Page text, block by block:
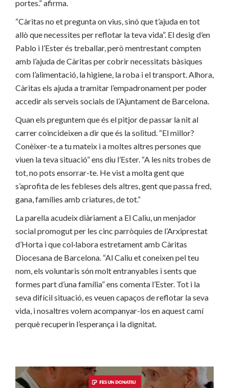
portes.” afirma.
“Càritas no et pregunta on vius, sinó que t’ajuda en tot
allò que necessites per reflotar la teva vida”. El desig d’en
Pablo i l’Ester és treballar, però mentrestant compten
amb l’ajuda de Càritas per cobrir necessitats bàsiques
com l’alimentació, la higiene, la roba i el transport. Alhora,
Càritas els ajuda a tramitar l’empadronament per poder
accedir als serveis socials de l’Ajuntament de Barcelona.
Quan els preguntem que és el pitjor de passar la nit al
carrer coincideixen a dir que és la solitud. “El millor?
Conèixer-te a tu mateix i a moltes altres persones que
viuen la teva situació” ens diu l’Ester. “A les nits trobes de
tot, no pots ensorrar-te. He vist a molta gent que
s’aprofita de les febleses dels altres, gent que passa fred,
gana, famílies amb criatures, de tot.”
La parella acudeix diàriament a El Caliu, un menjador
social promogut per les cinc parròquies de l’Arxiprestat
d’Horta i que col·labora estretament amb Càritas
Diocesana de Barcelona. “Al Caliu et coneixen pel teu
nom, els voluntaris són molt entranyables i sents que
formes part d’una família” ens comenta l’Ester. Tot i la
seva difícil situació, es veuen capaços de reflotar la seva
vida, i nosaltres volem acompanyar-los en aquest camí
perquè recuperin l’esperança i la dignitat.